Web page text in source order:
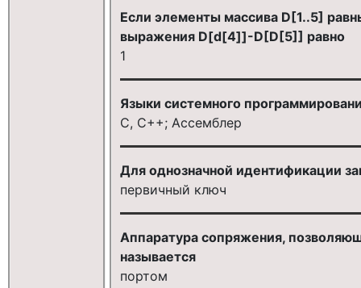
Если элементы массива D[1..5]
выражения D[d[4]]-D[D[5]] равно
1
Языки системного
С, С++; Ассемблер
Для однозначной идентификации
первичный ключ
Аппаратура сопряжения,
называется
портом